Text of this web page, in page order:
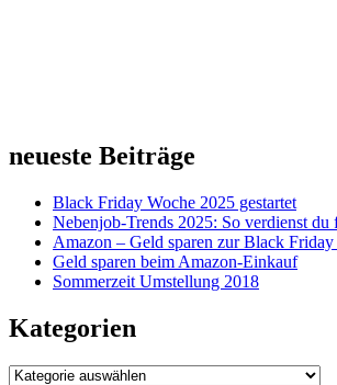
neueste Beiträge
Black Friday Woche 2025 gestartet
Nebenjob-Trends 2025: So verdienst du
Amazon – Geld sparen zur Black Friday
Geld sparen beim Amazon-Einkauf
Sommerzeit Umstellung 2018
Kategorien
Kategorien